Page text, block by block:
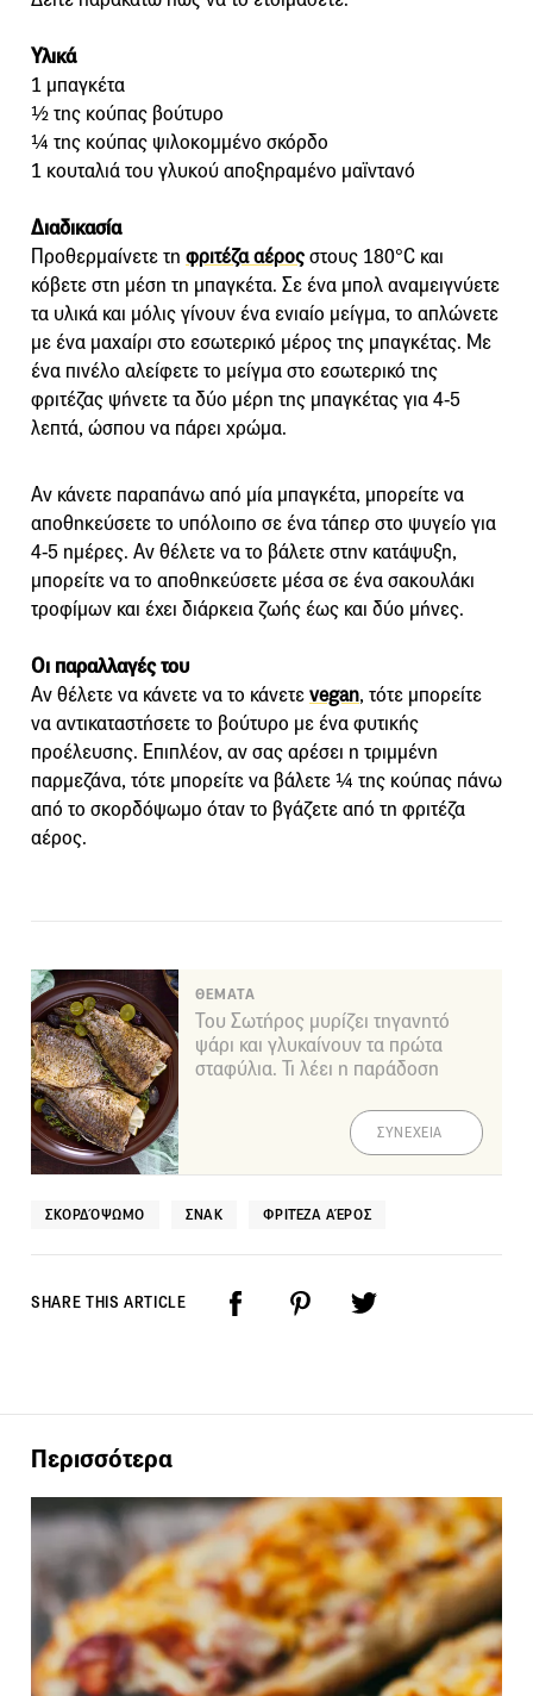
Υλικά
1 μπαγκέτα
½ της κούπας βούτυρο
¼ της κούπας ψιλοκομμένο σκόρδο
1 κουταλιά του γλυκού αποξηραμένο μαϊντανό
Διαδικασία
Προθερμαίνετε τη φριτέζα αέροςστους 180°C και
κόβετε στη μέση τη μπαγκέτα. Σε ένα μπολ αναμειγνύετε
τα υλικά και μόλις γίνουν ένα ενιαίο μείγμα, το απλώνετε
με ένα μαχαίρι στο εσωτερικό μέρος της μπαγκέτας. Με
ένα πινέλο αλείφετε το μείγμα στο εσωτερικό της
φριτέζας ψήνετε τα δύο μέρη της μπαγκέτας για 4-5
λεπτά, ώσπου να πάρει χρώμα.
Αν κάνετε παραπάνω από μία μπαγκέτα, μπορείτε να
αποθηκεύσετε το υπόλοιπο σε ένα τάπερ στο ψυγείο για
4-5 ημέρες. Αν θέλετε να το βάλετε στην κατάψυξη,
μπορείτε να το αποθηκεύσετε μέσα σε ένα σακουλάκι
τροφίμων και έχει διάρκεια ζωής έως και δύο μήνες.
Οι παραλλαγές του
Αν θέλετε να κάνετε vα το κάνετεvegan, τότε μπορείτε
να αντικαταστήσετε το βούτυρο με ένα φυτικής
προέλευσης. Επιπλέον, αν σας αρέσει η τριμμένη
παρμεζάνα, τότε μπορείτε να βάλετε ¼ της κούπας πάνω
από το σκορδόψωμο όταν το βγάζετε από τη φριτέζα
αέρος.
ΘΕΜΑΤΑ
Του Σωτήρος μυρίζει τηγανητό
ψάρι και γλυκαίνουν τα πρώτα
σταφύλια. Τι λέει η παράδοση
ΣΥΝΕΧΕΙΑ
ΣΚΟΡΔΌΨΩΜΟ ΣΝΑΚ ΦΡΙΤΈΖΑ ΑΈΡΟΣ
SHARE THIS ARTICLE
Περισσότερα